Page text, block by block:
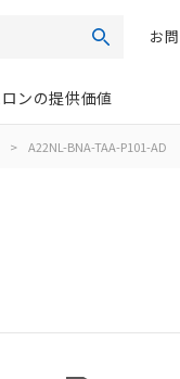
検索お
ンの提供価値
> A22NL-BNA-TAA-P101-AD